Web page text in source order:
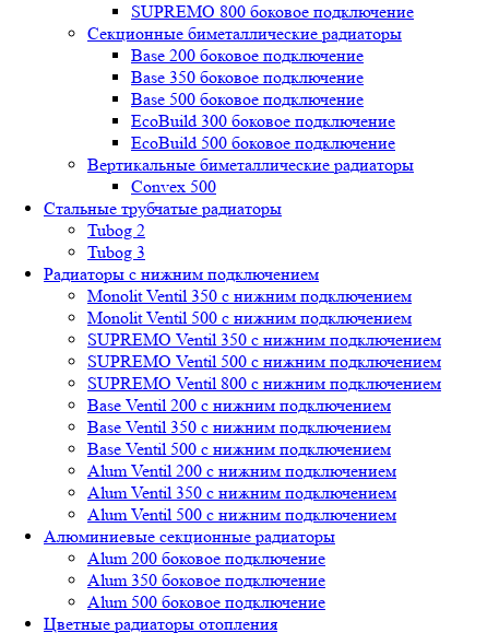
SUРREMО 800 боковое подключение
Секционные биметаллические радиаторы
Base 200 боковое подключение
Base 350 боковое подключение
Base 500 боковое подключение
EcoBuild 300 боковое подключение
EcoBuild 500 боковое подключение
Вертикальные биметаллические радиаторы
Convex 500
Стальные трубчатые радиаторы
Tubog 2
Tubog 3
Радиаторы с нижним подключением
Monolit Ventil 350 с нижним подключением
Monolit Ventil 500 с нижним подключением
SUPREMO Ventil 350 с нижним подключением
SUPREMO Ventil 500 с нижним подключением
SUPREMO Ventil 800 с нижним подключением
Base Ventil 200 с нижним подключением
Base Ventil 350 с нижним подключением
Base Ventil 500 с нижним подключением
Alum Ventil 200 с нижним подключением
Alum Ventil 350 с нижним подключением
Alum Ventil 500 с нижним подключением
Алюминиевые секционные радиаторы
Alum 200 боковое подключение
Alum 350 боковое подключение
Alum 500 боковое подключение
Цветные радиаторы отопления